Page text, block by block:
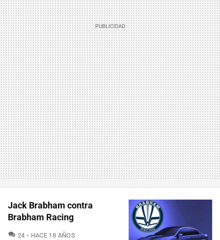
Jack Brabham contra
Brabham Racing
24 COMENTARIOS
HACE 18 AÑOS